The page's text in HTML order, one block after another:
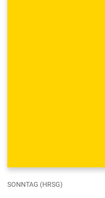
SONNTAG (HRSG)